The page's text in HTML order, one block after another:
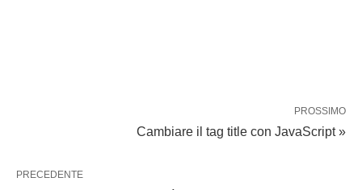
PROSSIMO
Cambiare il tag title con JavaScript »
PRECEDENTE